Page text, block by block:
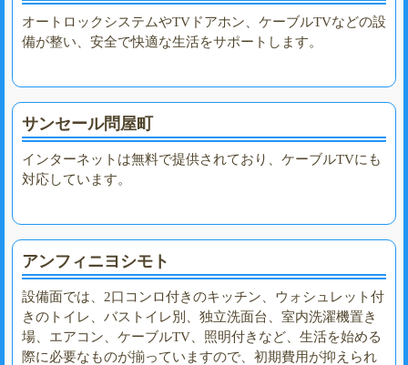
オートロックシステムやTVドアホン、ケーブルTVなどの設
備が整い、安全で快適な生活をサポートします。
サンセール問屋町
インターネットは無料で提供されており、ケーブルTVにも
対応しています。
アンフィニヨシモト
設備面では、2口コンロ付きのキッチン、ウォシュレット付
きのトイレ、バストイレ別、独立洗面台、室内洗濯機置き
場、エアコン、ケーブルTV、照明付きなど、生活を始める
際に必要なものが揃っていますので、初期費用が抑えられ